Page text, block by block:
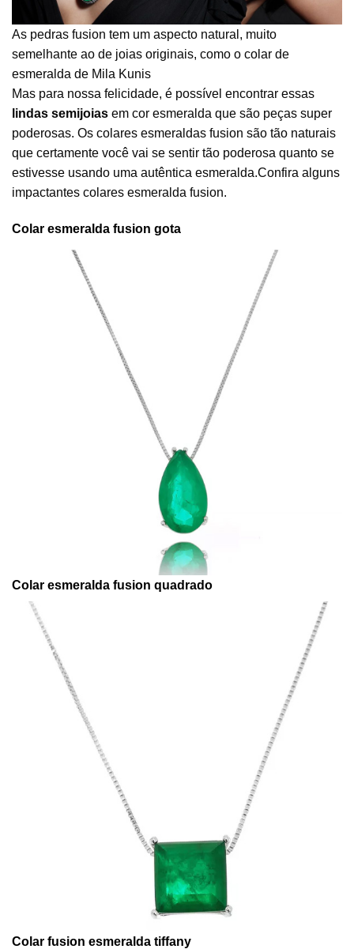
As pedras fusion tem um aspecto natural, muito
semelhante ao de joias originais, como o colar de
esmeralda de Mila Kunis
Mas para nossa felicidade, é possível encontrar essas
lindas semijoias em cor esmeralda que são peças super
poderosas. Os colares esmeraldas fusion são tão naturais
que certamente você vai se sentir tão poderosa quanto se
estivesse usando uma autêntica esmeralda.Confira alguns
impactantes colares esmeralda fusion.
Colar esmeralda fusion gota
Colar esmeralda fusion quadrado
Colar fusion esmeralda tiffany